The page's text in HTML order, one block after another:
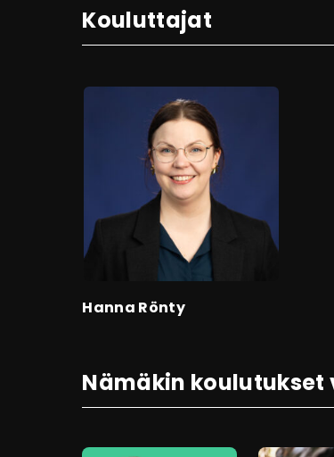
Kouluttajat
Hanna Rönty
Nämäkin